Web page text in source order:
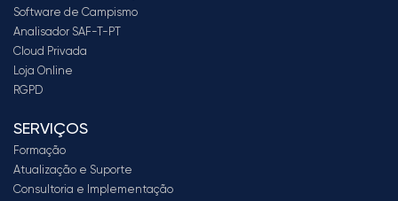
Software de Campismo
Analisador SAF-T-PT
Cloud Privada
Loja Online
RGPD
SERVIÇOS
Formação
Atualização e Suporte
Consultoria e Implementação